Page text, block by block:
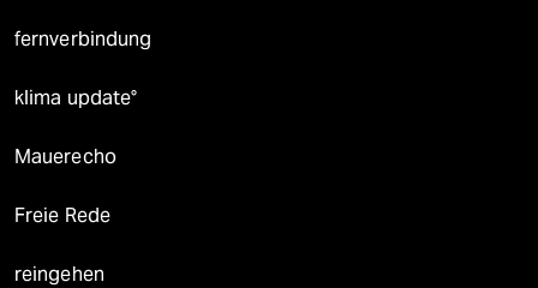
fernverbindung
klima update°
Mauerecho
Freie Rede
reingehen